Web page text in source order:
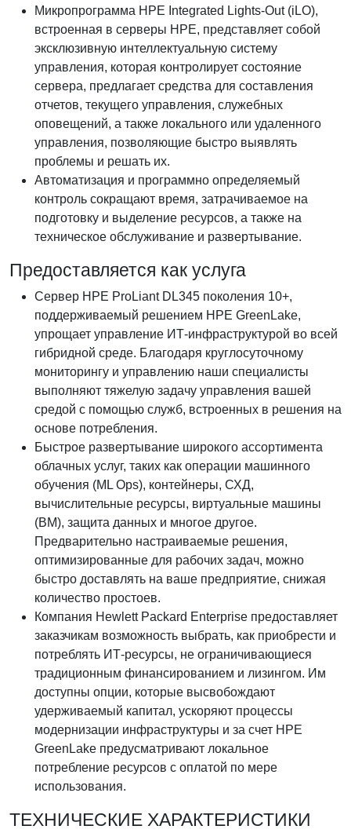
Микропрограмма HPE Integrated Lights-Out (iLO),
встроенная в серверы HPE, представляет собой
эксклюзивную интеллектуальную систему
управления, которая контролирует состояние
сервера, предлагает средства для составления
отчетов, текущего управления, служебных
оповещений, а также локального или удаленного
управления, позволяющие быстро выявлять
проблемы и решать их.
Автоматизация и программно определяемый
контроль сокращают время, затрачиваемое на
подготовку и выделение ресурсов, а также на
техническое обслуживание и развертывание.
Предоставляется как услуга
Сервер HPE ProLiant DL345 поколения 10+,
поддерживаемый решением HPE GreenLake,
упрощает управление ИТ-инфраструктурой во всей
гибридной среде. Благодаря круглосуточному
мониторингу и управлению наши специалисты
выполняют тяжелую задачу управления вашей
средой с помощью служб, встроенных в решения на
основе потребления.
Быстрое развертывание широкого ассортимента
облачных услуг, таких как операции машинного
обучения (ML Ops), контейнеры, СХД,
вычислительные ресурсы, виртуальные машины
(ВМ), защита данных и многое другое.
Предварительно настраиваемые решения,
оптимизированные для рабочих задач, можно
быстро доставлять на ваше предприятие, снижая
количество простоев.
Компания Hewlett Packard Enterprise предоставляет
заказчикам возможность выбрать, как приобрести и
потреблять ИТ-ресурсы, не ограничивающиеся
традиционным финансированием и лизингом. Им
доступны опции, которые высвобождают
удерживаемый капитал, ускоряют процессы
модернизации инфраструктуры и за счет HPE
GreenLake предусматривают локальное
потребление ресурсов с оплатой по мере
использования.
ТЕХНИЧЕСКИЕ ХАРАКТЕРИСТИКИ